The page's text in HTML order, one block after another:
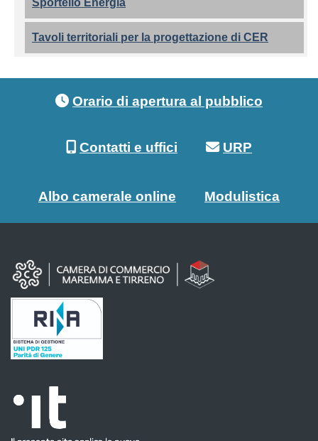
Sportello Energia
Tavoli territoriali per la progettazione di CER
Orario di apertura al pubblico
Contatti e uffici URP
Albo camerale online Modulistica